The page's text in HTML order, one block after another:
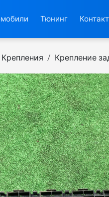
Тюнинг
Крепления Крепление